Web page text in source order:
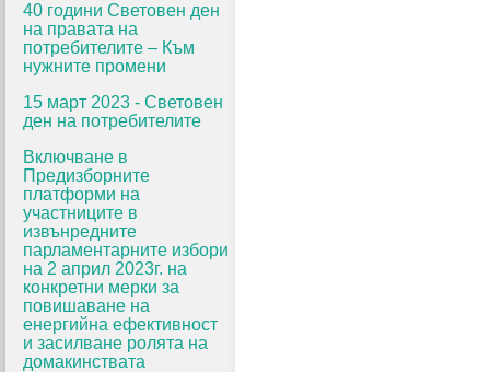
40 години Световен ден
на правата на
потребителите – Към
нужните промени
15 март 2023 - Световен
ден на потребителите
Включване в
Предизборните
платформи на
участниците в
извънредните
парламентарните избори
на 2 април 2023г. на
конкретни мерки за
повишаване на
енергийна ефективност
и засилване ролята на
домакинствата